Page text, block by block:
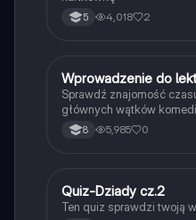
5 4,018 2
WJęzyk polski
Wprowadzenie do
Sprawdź znajomość
głównych wątków
8 5,985 0
QJęzyk polski
Quiz-Dziady cz.2
Ten quiz sprawdzi twoją